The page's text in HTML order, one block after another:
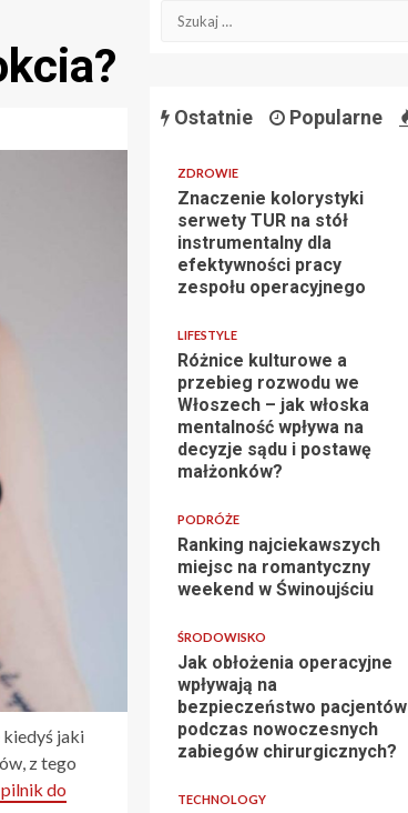
kiedyś jaki
z tego
do
Szukaj:
Ostatnie Popularne
ZDROWIE
Znaczenie kolorystyki
serwety TUR na stół
instrumentalny dla
efektywności pracy
zespołu operacyjnego
LIFESTYLE
Różnice kulturowe a
przebieg rozwodu we
Włoszech – jak włoska
mentalność wpływa na
decyzje sądu i postawę
małżonków?
PODRÓŻE
Ranking najciekawszych
miejsc na romantyczny
weekend w Świnoujściu
ŚRODOWISKO
Jak obłożenia operacyjne
wpływają na
bezpieczeństwo pacjentów
podczas nowoczesnych
zabiegów chirurgicznych?
TECHNOLOGY